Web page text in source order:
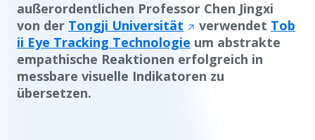
außerordentlichen Professor Chen Jingxi
von der Tongji Universität verwendet Tob
ii Eye Tracking Technologie um abstrakte
empathische Reaktionen erfolgreich in
messbare visuelle Indikatoren zu
übersetzen.